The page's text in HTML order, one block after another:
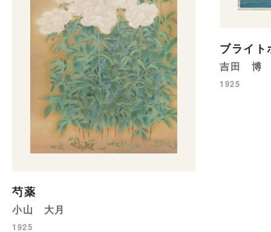
芍薬
小山 大月
1925
ブライ
吉田 博
1925